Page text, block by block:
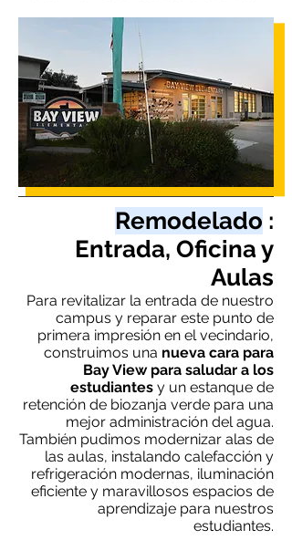
Remodelado :
Entrada, Oficina y
Aulas
Para revitalizar la entrada de nuestro
campus y reparar este punto de
primera impresión en el vecindario,
construimos una nueva cara para
Bay View para saludar a los
estudiantes y un estanque de
retención de biozanja verde para una
mejor administración del agua.
También pudimos modernizar alas de
las aulas, instalando calefacción y
refrigeración modernas, iluminación
eficiente y maravillosos espacios de
aprendizaje para nuestros
estudiantes.